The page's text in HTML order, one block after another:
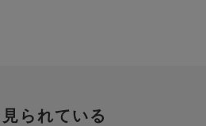
られている